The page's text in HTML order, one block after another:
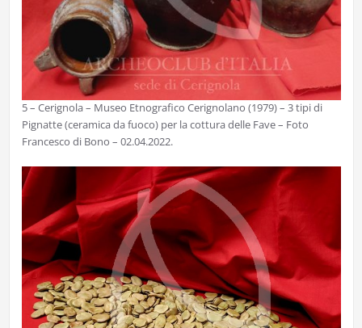
5 – Cerignola – Museo Etnografico Cerignolano (1979) – 3 tipi di
Pignatte (ceramica da fuoco) per la cottura delle Fave – Foto
Francesco di Bono – 02.04.2022.